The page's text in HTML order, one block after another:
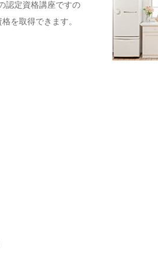
認定資格講座ですの
を取得できます。